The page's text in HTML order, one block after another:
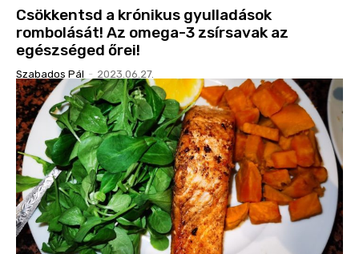
Csökkentsd a krónikus gyulladások
rombolását! Az omega-3 zsírsavak az
egészséged őrei!
Szabados Pál - 2023.06.27.